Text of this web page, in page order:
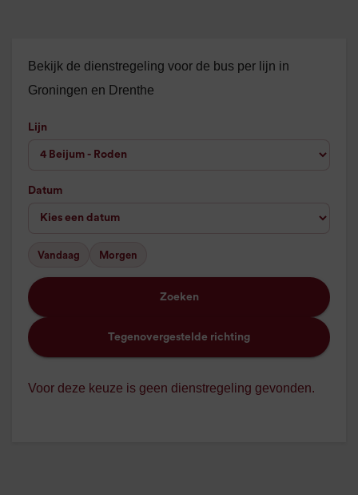
Bekijk de dienstregeling voor de bus per lijn in
Groningen en Drenthe
Lijn
Datum
Vandaag Morgen
Zoeken
Tegenovergestelde richting
Voor deze keuze is geen dienstregeling gevonden.